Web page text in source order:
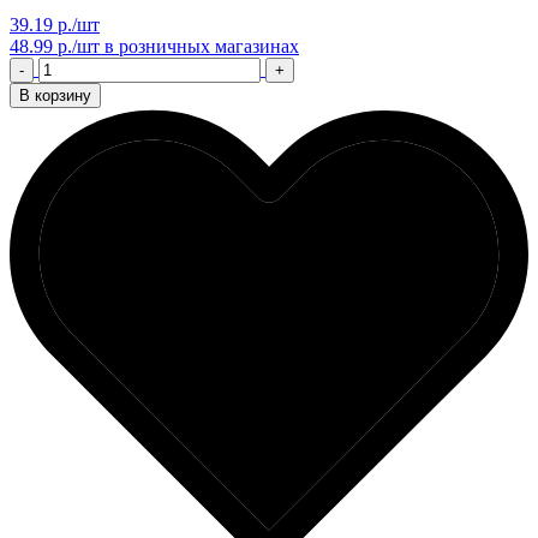
39.19 р./шт
48.99 р./шт в розничных магазинах
-
+
В корзину